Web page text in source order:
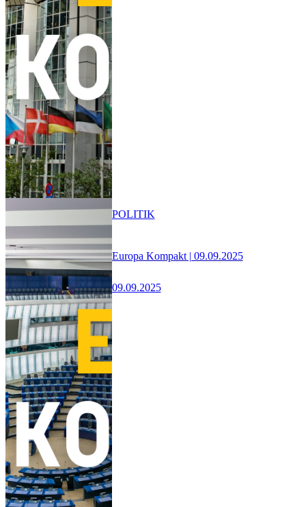
Europa Kompakt | 09.09.2025
09.09.2025
POLITIK